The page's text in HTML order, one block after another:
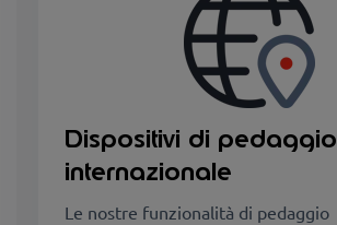
Dispositivi di pedaggio
internazionale
Le nostre funzionalità di pedaggio